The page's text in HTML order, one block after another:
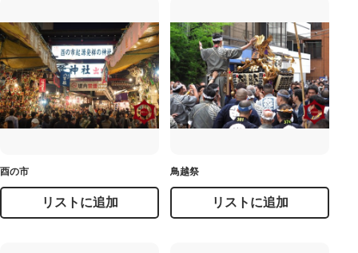
酉の市
リストに追加
鳥越祭
リストに追加